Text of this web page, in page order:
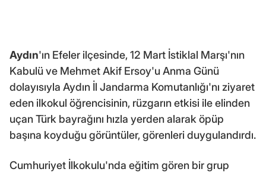
Aydın'ın Efeler ilçesinde, 12 Mart İstiklal Marşı'nın
Kabulü ve Mehmet Akif Ersoy'u Anma Günü
dolayısıyla Aydın İl Jandarma Komutanlığı'nı ziyaret
eden ilkokul öğrencisinin, rüzgarın etkisi ile elinden
uçan Türk bayrağını hızla yerden alarak öpüp
başına koyduğu görüntüler, görenleri duygulandırdı.
Cumhuriyet İlkokulu'nda eğitim gören bir grup